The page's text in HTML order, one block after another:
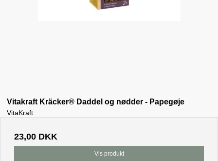
Vitakraft Kräcker® Daddel og nødder - Papegøje
VitaKraft
23,00 DKK
Vis produkt